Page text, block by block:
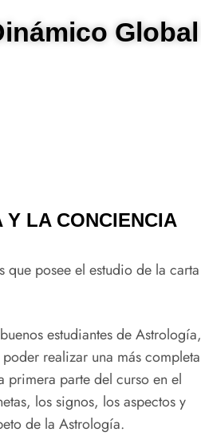
Global
Y LA CONCIENCIA
posee el estudio de la carta
estudiantes de Astrología,
realizar una más completa
primera parte del curso en el
los signos, los aspectos y
de la Astrología.